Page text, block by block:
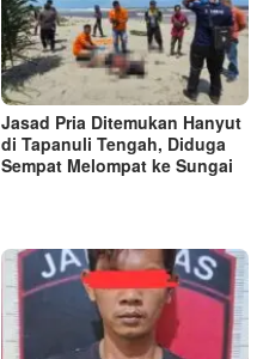
Jasad Pria Ditemukan Hanyut
di Tapanuli Tengah, Diduga
Sempat Melompat ke Sungai